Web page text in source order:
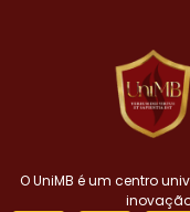
O UniMB é um centro